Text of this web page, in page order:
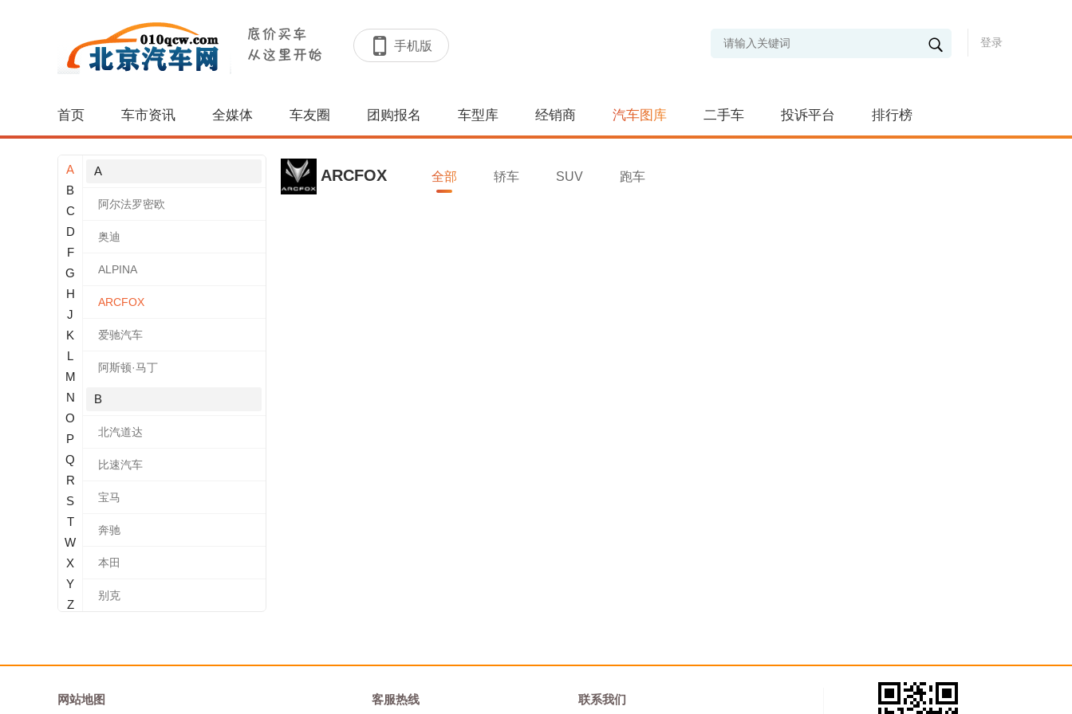
手机版 登录
首页 车市资讯 全媒体 车友圈 团购报名 车型库 经销商 汽车图库 二手车 投诉平台 排行榜
A
B
C
D
F
G
H
J
K
L
M
N
O
P
Q
R
S
T
W
X
Y
Z
A
阿尔法罗密欧
奥迪
ALPINA
ARCFOX
爱驰汽车
阿斯顿·马丁
B
北汽道达
比速汽车
宝马
奔驰
本田
别克
宝沃
ARCFOX 全部 轿车 SUV 跑车
网站地图 客服热线 联系我们